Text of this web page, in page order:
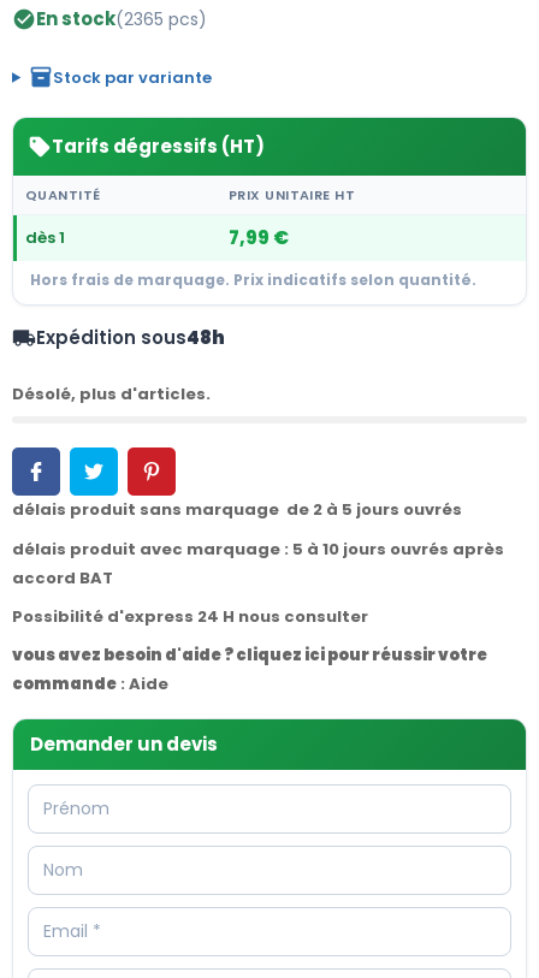
check_circleEn stock(2365 pcs)
inventory_2Stock par variante
sellTarifs dégressifs (HT)
QUANTITÉ PRIX UNITAIRE HT
dès 1 7,99 €
Hors frais de marquage. Prix indicatifs selon quantité.
local_shippingExpédition sous48h
Désolé, plus d'articles.
délais produit sans marquage de 2 à 5 jours ouvrés
délais produit avec marquage : 5 à 10 jours ouvrés après
accord BAT
Possibilité d'express 24 H nous consulter
vous avez besoin d'aide ? cliquez ici pour réussir votre
commande : Aide
Demander un devis